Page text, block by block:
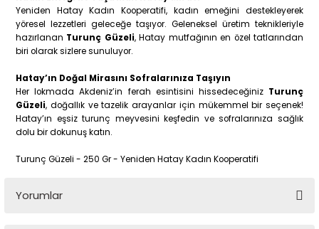
Yeniden Hatay Kadın Kooperatifi, kadın emeğini destekleyerek
yöresel lezzetleri geleceğe taşıyor. Geleneksel üretim teknikleriyle
hazırlanan Turunç Güzeli, Hatay mutfağının en özel tatlarından
biri olarak sizlere sunuluyor.
Hatay’ın Doğal Mirasını Sofralarınıza Taşıyın
Her lokmada Akdeniz’in ferah esintisini hissedeceğiniz Turunç
Güzeli, doğallık ve tazelik arayanlar için mükemmel bir seçenek!
Hatay’ın eşsiz turunç meyvesini keşfedin ve sofralarınıza sağlık
dolu bir dokunuş katın.
Turunç Güzeli - 250 Gr - Yeniden Hatay Kadın Kooperatifi
Yorumlar